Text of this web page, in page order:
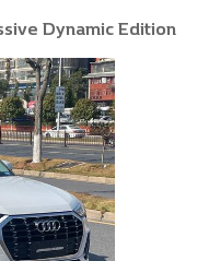
Dynamic Edition